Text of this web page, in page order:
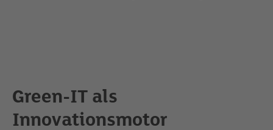
Green-IT als
Innovationsmotor